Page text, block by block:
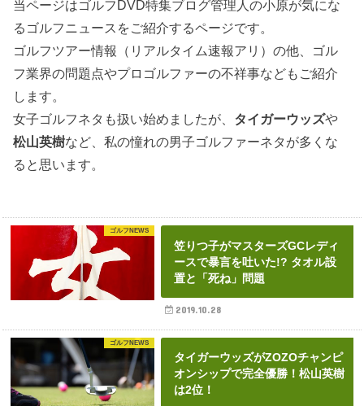
当ページはゴルフDVD特集ブログ管理人の小原が気にな
るゴルフニュースをご紹介するページです。
ゴルフツアー情報（リアルタイム速報アリ）の他、ゴル
フ業界の問題点やプロゴルファーの不祥事などもご紹介
します。
女子ゴルフネタも扱い始めましたが、 タイガーウッズや
松山英樹など、私の憧れの男子ゴルファーネタが多くな
ると思います。
ゴルフNEWS
笠りつ子がマスターズGCレディ
ースで暴言を吐いた!? タオル設
置と「死ね」問題
2019.10.28
ゴルフNEWS
タイガーウッズがZOZOチャンピ
オンシップで完全優勝！松山英樹
は2位！